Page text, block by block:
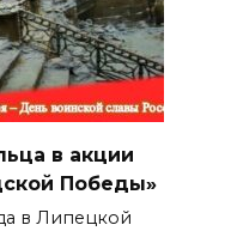
в акции
Победы»
в Липецкой